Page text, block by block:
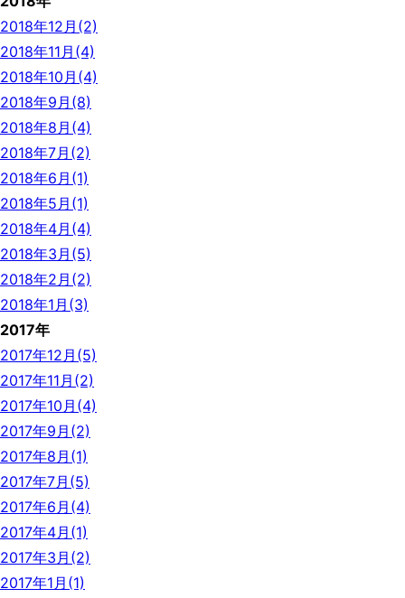
2018年12月(2)
2018年11月(4)
2018年10月(4)
2018年9月(8)
2018年8月(4)
2018年7月(2)
2018年6月(1)
2018年5月(1)
2018年4月(4)
2018年3月(5)
2018年2月(2)
2018年1月(3)
2017年
2017年12月(5)
2017年11月(2)
2017年10月(4)
2017年9月(2)
2017年8月(1)
2017年7月(5)
2017年6月(4)
2017年4月(1)
2017年3月(2)
2017年1月(1)